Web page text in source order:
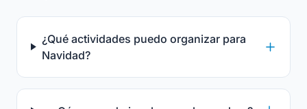
¿Qué actividades puedo organizar para
Navidad?